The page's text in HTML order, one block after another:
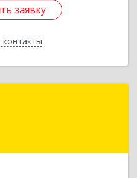
заявку
контакты
заявку
обл, Калач-на-Дону г,